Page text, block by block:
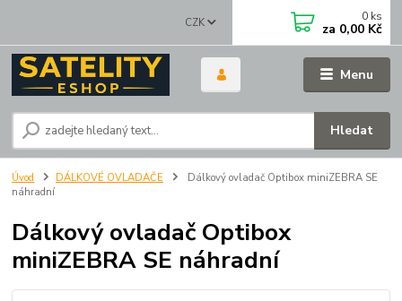
Menu
CZK
Hledat
0 ks
za 0,00 Kč
Úvod DÁLKOVÉ OVLADAČE
Dálkový ovladač Optibox miniZEBRA SE
náhradní
Dálkový ovladač Optibox
miniZEBRA SE náhradní